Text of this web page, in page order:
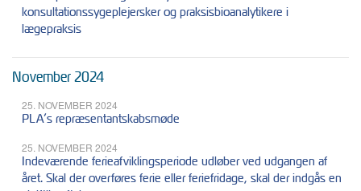
konsultationssygeplejersker og praksisbioanalytikere i
lægepraksis
November 2024
25. NOVEMBER 2024
PLA’s repræsentantskabsmøde
25. NOVEMBER 2024
Indeværende ferieafviklingsperiode udløber ved udgangen af
året. Skal der overføres ferie eller feriefridage, skal der indgås en